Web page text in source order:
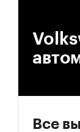
Все